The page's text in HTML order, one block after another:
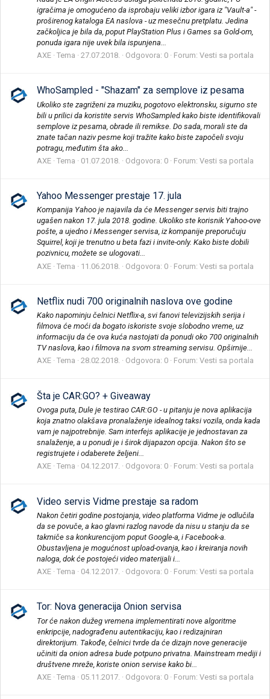
igračima je omogućeno da isprobaju veliki izbor igara iz "Vault-a" -
proširenog kataloga EA naslova - uz mesečnu pretplatu. Jedina
začkoljica je bila da, poput PlayStation Plus i Games sa Gold-om,
ponuda igara nije uvek bila ispunjena...
AXE Tema 27.07.2018. Odgovora: 0 Forum: Vesti sa portala
WhoSampled - "Shazam" za semplove iz pesama
Ukoliko ste zagriženi za muziku, pogotovo elektronsku, sigurno ste
bili u prilici da koristite servis WhoSampled kako biste identifikovali
semplove iz pesama, obrade ili remikse. Do sada, morali ste da
znate tačan naziv pesme koji tražite kako biste započeli svoju
potragu, međutim šta ako...
AXE Tema 01.07.2018. Odgovora: 0 Forum: Vesti sa portala
Yahoo Messenger prestaje 17. jula
Kompanija Yahoo je najavila da će Messenger servis biti trajno
ugašen nakon 17. jula 2018. godine. Ukoliko ste korisnik Yahoo-ove
pošte, a ujedno i Messenger servisa, iz kompanije preporučuju
Squirrel, koji je trenutno u beta fazi i invite-only. Kako biste dobili
pozivnicu, možete se ulogovati...
AXE Tema 11.06.2018. Odgovora: 0 Forum: Vesti sa portala
Netflix nudi 700 originalnih naslova ove godine
Kako napominju čelnici Netflix-a, svi fanovi televizijskih serija i
filmova će moći da bogato iskoriste svoje slobodno vreme, uz
informaciju da će ova kuća nastojati da ponudi oko 700 originalnih
TV naslova, kao i filmova na svom streaming servisu. Opširnije...
AXE Tema 28.02.2018. Odgovora: 0 Forum: Vesti sa portala
Šta je CAR:GO? + Giveaway
Ovoga puta, Dule je testirao CAR:GO - u pitanju je nova aplikacija
koja znatno olakšava pronalaženje idealnog taksi vozila, onda kada
vam je najpotrebnije. Sam interfejs aplikacije je jednostavan za
snalaženje, a u ponudi je i širok dijapazon opcija. Nakon što se
registrujete i odaberete željeni...
AXE Tema 04.12.2017. Odgovora: 0 Forum: Vesti sa portala
Video servis Vidme prestaje sa radom
Nakon četiri godine postojanja, video platforma Vidme je odlučila
da se povuče, a kao glavni razlog navode da nisu u stanju da se
takmiče sa konkurencijom poput Google-a, i Facebook-a.
Obustavljena je mogućnost upload-ovanja, kao i kreiranja novih
naloga, dok će postojeći video materijali i...
AXE Tema 04.12.2017. Odgovora: 0 Forum: Vesti sa portala
Tor: Nova generacija Onion servisa
Tor će nakon dužeg vremena implementirati nove algoritme
enkripcije, nadograđenu autentikaciju, kao i redizajniran
direktorijum. Takođe, čelnici tvrde da će dizajn nove generacije
učiniti da onion adresa bude potpuno privatna. Mainstream mediji i
društvene mreže, koriste onion servise kako bi...
AXE Tema 05.11.2017. Odgovora: 0 Forum: Vesti sa portala